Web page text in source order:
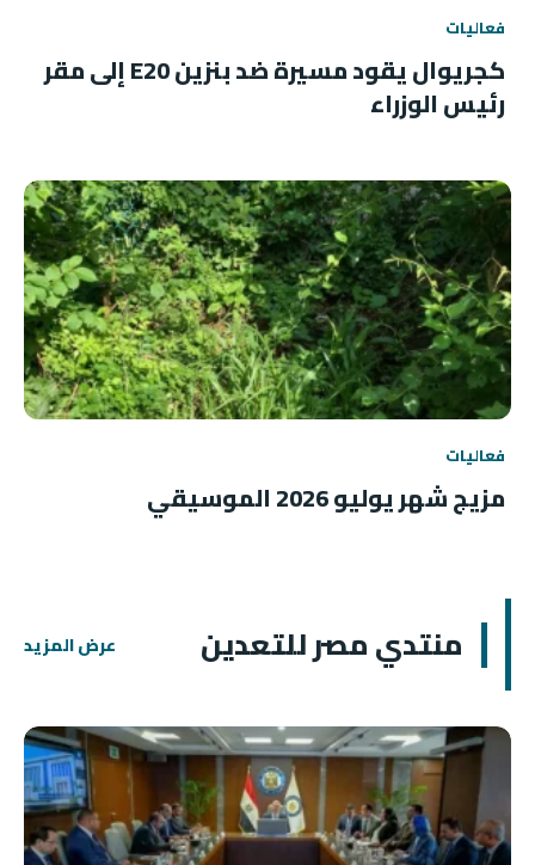
فعاليات
كجريوال يقود مسيرة ضد بنزين E20 إلى مقر
رئيس الوزراء
فعاليات
مزيج شهر يوليو 2026 الموسيقي
منتدي مصر للتعدين عرض المزيد